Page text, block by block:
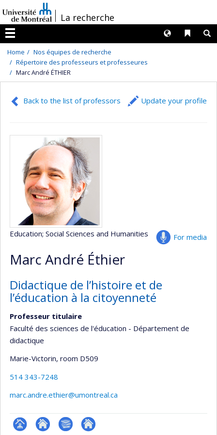
au
contenu
/La recherche
Menu
Liens
Langues
Home
Nos équipes de recherche
Répertoire des professeurs et professeures
Marc André ÉTHIER
Back to the list of professors Update your profile
For media
Education; Social Sciences and Humanities
Marc André Éthier
Didactique de l’histoire et de
l’éducation à la citoyenneté
Professeur titulaire
Faculté des sciences de l'éducation - Département de
didactique
Marie-Victorin, room D509
514 343-7248
marc.andre.ethier@umontreal.ca